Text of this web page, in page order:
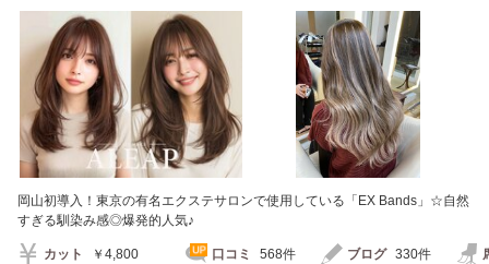
岡山初導入！東京の有名エクステサロンで使用している「EX Bands」☆自然
すぎる馴染み感◎爆発的人気♪
カット ￥4,800 口コミ 568件 ブログ 330件